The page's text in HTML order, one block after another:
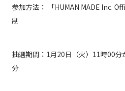
参加方法： 「HUMAN MADE Inc.
制
抽選期間：1月20日（火）11時00
分